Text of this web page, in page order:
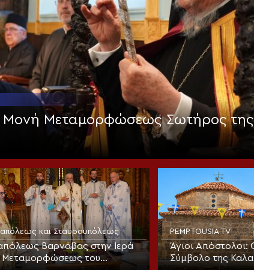
Μονή Μεταμορφώσεως Σωτήρος
και Σταυρουπόλεως
Βαρνάβας στην Ιερά
Μεταμορφώσεως του
PEMPTOUSIA TV
Άγιοι
Σύμβολο της